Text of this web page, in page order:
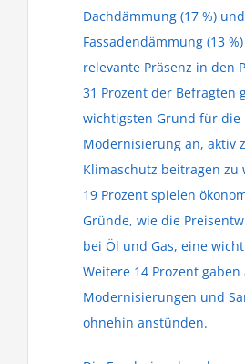
Dachdämmung (17 %)
Fassadendämmung (13
relevante Präsenz in den
31 Prozent der Befragten
wichtigsten Grund für die
Modernisierung an, aktiv
Klimaschutz beitragen zu
19 Prozent spielen
Gründe, wie die
bei Öl und Gas, eine
Weitere 14 Prozent gaben
Modernisierungen und
ohnehin anstünden.